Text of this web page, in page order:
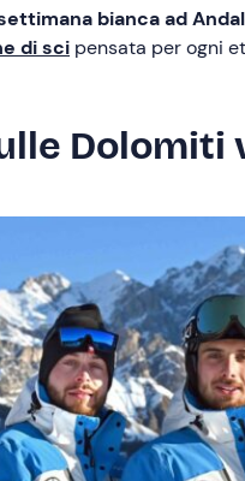
bianca ad
di sci pensata per ogni
Dolomiti